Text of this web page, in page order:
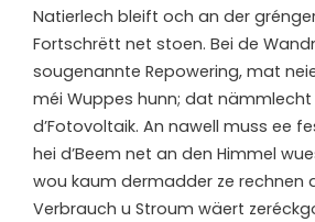
Natierlech bleift och an der
Fortschrëtt net stoen. Bei de
sougenannte Repowering, mat
méi Wuppes hunn; dat
d’Fotovoltaik. An nawell muss ee
hei d’Beem net an den Himmel
wou kaum dermadder ze rechnen
Verbrauch u Stroum wäert